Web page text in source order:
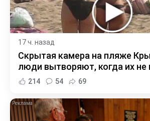
17 ч. назад
Скрытая камера на пляже
люди вытворяют, когда их не
214 54 69